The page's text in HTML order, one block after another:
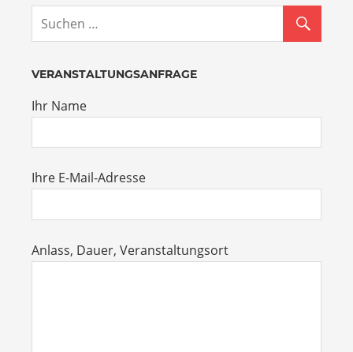
VERANSTALTUNGSANFRAGE
Ihr Name
Ihre E-Mail-Adresse
Anlass, Dauer, Veranstaltungsort